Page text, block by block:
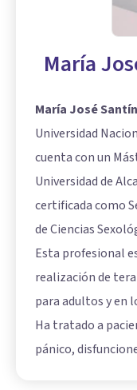
María
María José Santín
Universidad
cuenta con un
Universidad de
certificada como
de Ciencias
Esta profesional
realización de
para adultos y en
Ha tratado a
pánico,